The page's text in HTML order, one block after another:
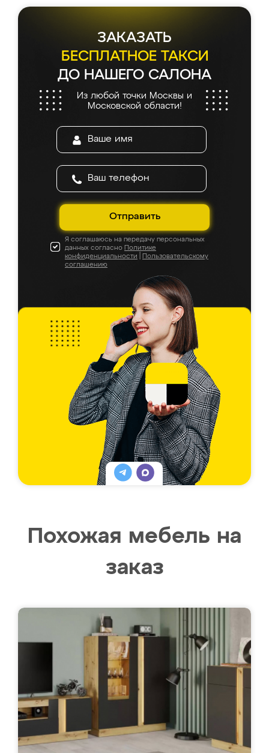
ЗАКАЗАТЬ
БЕСПЛАТНОЕ ТАКСИ
ДО НАШЕГО САЛОНА
Из любой точки Москвы и
Московской области!
Отправить
Я соглашаюсь на передачу персональных
данных согласно Политике
конфиденциальности
Пользовательскому
соглашению
Похожая мебель на
заказ